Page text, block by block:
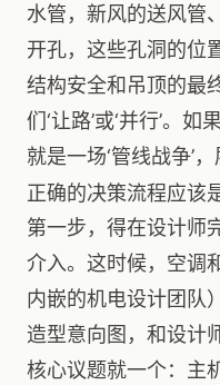
水管，新风的送风管
开孔，这些孔洞的位
结构安全和吊顶的最
们‘让路’或‘并行’。
就是一场‘管线战争’
正确的决策流程应该
第一步，得在设计师
介入。这时候，空调
内嵌的机电设计团队
造型意向图，和设计
核心议题就一个：主